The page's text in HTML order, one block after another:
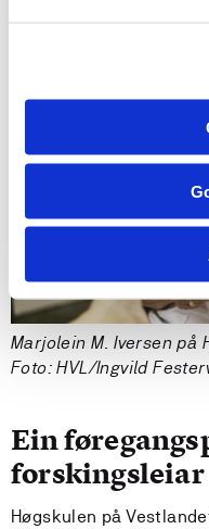
Marjolein M. Iversen på
Foto: HVL/Ingvild
Ein
forskingsleiar
Høgskulen på